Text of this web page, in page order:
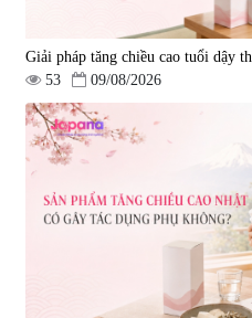
Giải pháp tăng chiều cao tuổi dậy
53
09/08/2026